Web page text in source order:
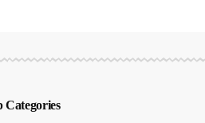
Categories